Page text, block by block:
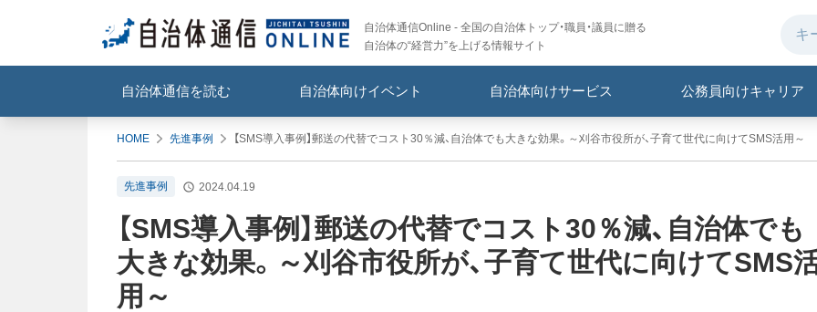
自治体通信Online - 全国の自治体トップ・職員・議員に贈る
自治体の“経営力”を上げる情報サイト
自治体通信を読む 自治体向けイベント 自治体向けサービス 公務員向けキャリア
HOME 先進事例 【SMS導入事例】郵送の代替でコスト30％減、自治体でも大きな効果。～刈谷市役所が、子育て世代に向けてSMS活用～
先進事例 2024.04.19
【SMS導入事例】郵送の代替でコスト30％減、自治体でも
大きな効果。～刈谷市役所が、子育て世代に向けてSMS
用～